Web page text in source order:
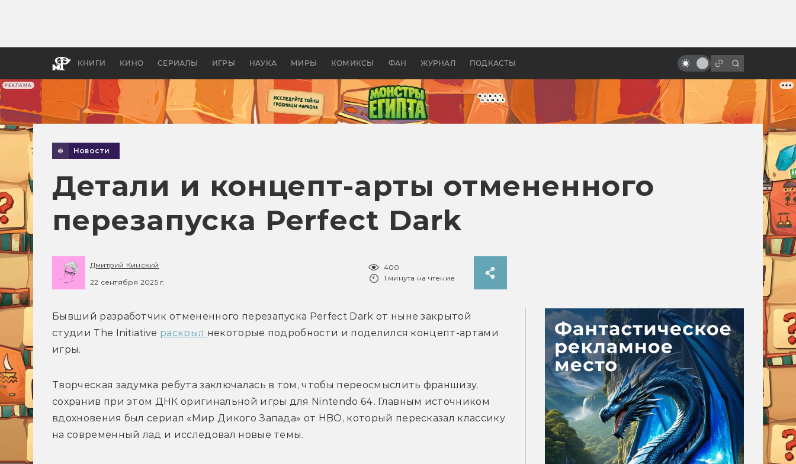
РЕКЛАМА
КНИГИ КИНО СЕРИАЛЫ ИГРЫ НАУКА МИРЫ КОМИКСЫ ФАН ЖУРНАЛ ПОДКАСТЫ
апокалипсис, в России —
бы «Властелина колец»
культуру и стали великими
Новости
Детали и концепт-арты отмененного
перезапуска Perfect Dark
Дмитрий Кинский
22 сентября 2025 г.
400
1 минута на чтение
Бывший разработчик отмененного перезапуска Perfect Dark от ныне закрытой
студии The Initiative раскрыл некоторые подробности и поделился концепт-артами
игры.
Творческая задумка ребута заключалась в том, чтобы переосмыслить франшизу,
сохранив при этом ДНК оригинальной игры для Nintendo 64. Главным источником
вдохновения был сериал «Мир Дикого Запада» от HBO, который пересказал классику
на современный лад и исследовал новые темы.